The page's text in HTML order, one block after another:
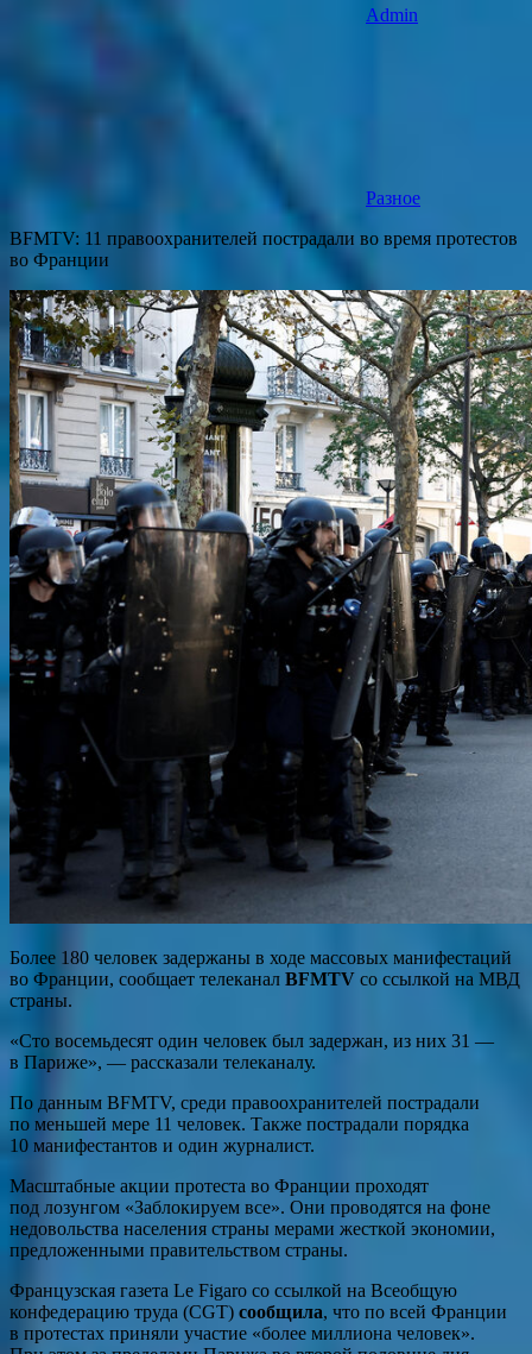
Admin
Разное
BFMTV: 11 правоохранителей пострадали во время протестов
во Франции
Более 180 человек задержаны в ходе массовых манифестаций
во Франции, сообщает телеканал BFMTV со ссылкой на МВД
страны.
«Сто восемьдесят один человек был задержан, из них 31 —
в Париже», — рассказали телеканалу.
По данным BFMTV, среди правоохранителей пострадали
по меньшей мере 11 человек. Также пострадали порядка
10 манифестантов и один журналист.
Масштабные акции протеста во Франции проходят
под лозунгом «Заблокируем все». Они проводятся на фоне
недовольства населения страны мерами жесткой экономии,
предложенными правительством страны.
Французская газета Le Figaro со ссылкой на Всеобщую
конфедерацию труда (CGT) сообщила, что по всей Франции
в протестах приняли участие «более миллиона человек».